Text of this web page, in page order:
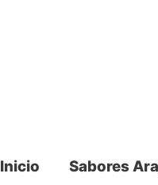
Inicio Sabores